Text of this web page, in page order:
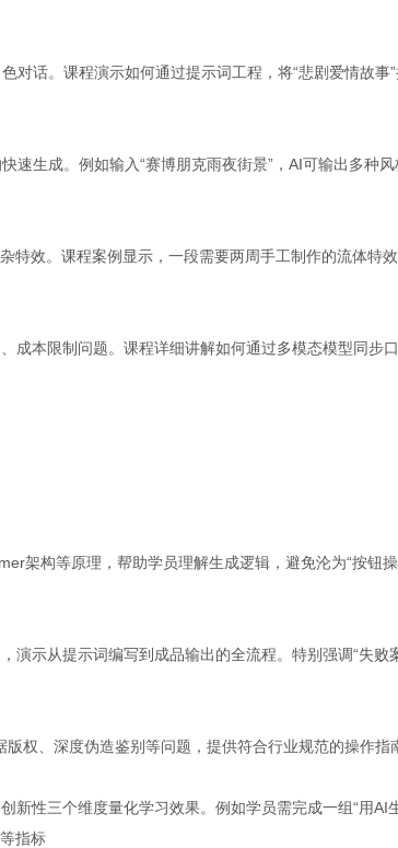
对话。课程演示如何通过提示词工程，将“悲剧爱情故事
速生成。例如输入“赛博朋克雨夜街景”，AI可输出多种风
特效。课程案例显示，一段需要两周手工制作的流体特
成本限制问题。课程详细讲解如何通过多模态模型同步口
架构等原理，帮助学员理解生成逻辑，避免沦为“按钮
演示从提示词编写到成品输出的全流程。特别强调“失败
权、深度伪造鉴别等问题，提供符合行业规范的操作指
新性三个维度量化学习效果。例如学员需完成一组“用AI
指标